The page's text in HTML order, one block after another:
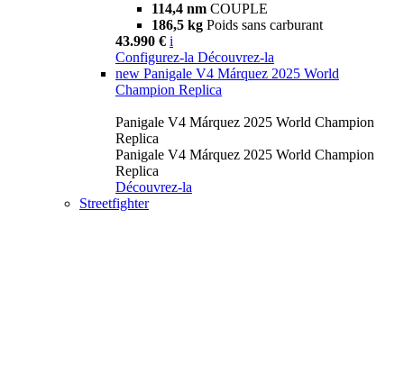
114,4 nm COUPLE
186,5 kg Poids sans carburant
43.990 € i
Configurez-la Découvrez-la
new Panigale V4 Márquez 2025 World
Champion Replica
Panigale V4 Márquez 2025 World Champion
Replica
Panigale V4 Márquez 2025 World Champion
Replica
Découvrez-la
Streetfighter